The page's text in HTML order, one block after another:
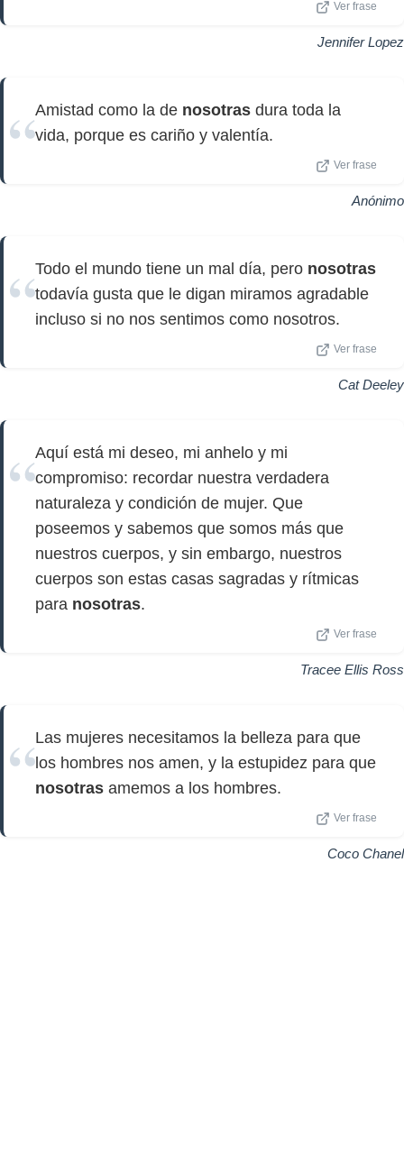
Ver frase
Jennifer Lopez
Amistad como la de nosotras dura toda la
vida, porque es cariño y valentía.
Ver frase
Anónimo
Todo el mundo tiene un mal día, pero nosotras
todavía gusta que le digan miramos agradable
incluso si no nos sentimos como nosotros.
Ver frase
Cat Deeley
Aquí está mi deseo, mi anhelo y mi
compromiso: recordar nuestra verdadera
naturaleza y condición de mujer. Que
poseemos y sabemos que somos más que
nuestros cuerpos, y sin embargo, nuestros
cuerpos son estas casas sagradas y rítmicas
para nosotras.
Ver frase
Tracee Ellis Ross
Las mujeres necesitamos la belleza para que
los hombres nos amen, y la estupidez para que
nosotras amemos a los hombres.
Ver frase
Coco Chanel